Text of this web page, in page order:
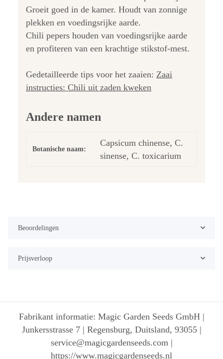
Groeit goed in de kamer. Houdt van zonnige
plekken en voedingsrijke aarde.
Chili pepers houden van voedingsrijke aarde
en profiteren van een krachtige stikstof-mest.
Gedetailleerde tips voor het zaaien: Zaai
instructies: Chili uit zaden kweken
Andere namen
Botanische naam:
Capsicum chinense, C.
sinense, C. toxicarium
Beoordelingen
Prijsverloop
Fabrikant informatie: Magic Garden Seeds GmbH |
Junkersstrasse 7 | Regensburg, Duitsland, 93055 |
service@magicgardenseeds.com |
https://www.magicgardenseeds.nl